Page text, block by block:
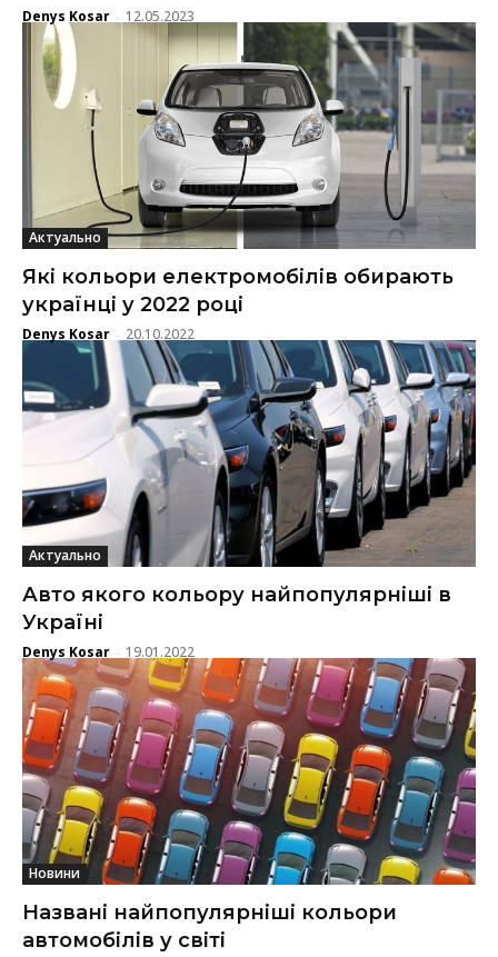
Denys Kosar - 12.05.2023
Актуально
Які кольори електромобілів обирають
українці у 2022 році
Denys Kosar - 20.10.2022
Актуально
Авто якого кольору найпопулярніші в
Україні
Denys Kosar - 19.01.2022
Новини
Названі найпопулярніші кольори
автомобілів у світі